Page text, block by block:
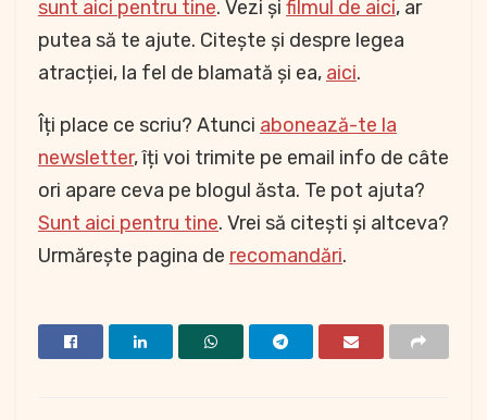
sunt aici pentru tine. Vezi și filmul de aici, ar
putea să te ajute. Citește și despre legea
atracției, la fel de blamată și ea, aici.
Îți place ce scriu? Atunci abonează-te la
newsletter, îți voi trimite pe email info de câte
ori apare ceva pe blogul ăsta. Te pot ajuta?
Sunt aici pentru tine. Vrei să citești și altceva?
Urmărește pagina de recomandări.